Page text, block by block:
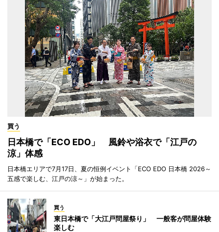
買う
日本橋で「ECO EDO」 風鈴や浴衣で「江戸の
涼」体感
日本橋エリアで7月17日、夏の恒例イベント「ECO EDO 日本橋 2026～
五感で楽しむ、江戸の涼～」が始まった。
買う
東日本橋で「大江戸問屋祭り」 一般客が問屋体験
楽しむ